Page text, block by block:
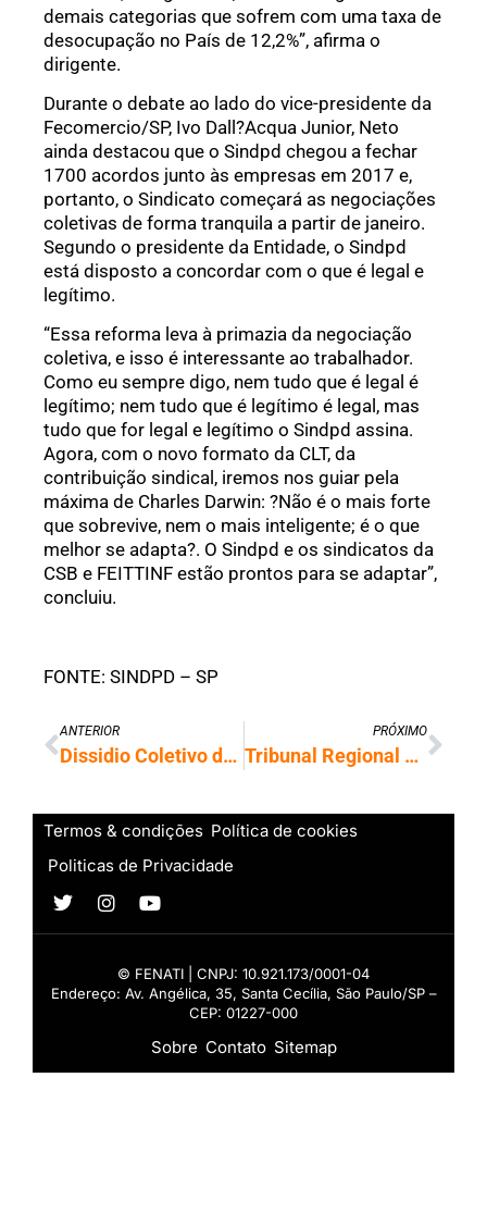
demais categorias que sofrem com uma taxa de
desocupação no País de 12,2%”, afirma o
dirigente.
Durante o debate ao lado do vice-presidente da
Fecomercio/SP, Ivo Dall?Acqua Junior, Neto
ainda destacou que o Sindpd chegou a fechar
1700 acordos junto às empresas em 2017 e,
portanto, o Sindicato começará as negociações
coletivas de forma tranquila a partir de janeiro.
Segundo o presidente da Entidade, o Sindpd
está disposto a concordar com o que é legal e
legítimo.
“Essa reforma leva à primazia da negociação
coletiva, e isso é interessante ao trabalhador.
Como eu sempre digo, nem tudo que é legal é
legítimo; nem tudo que é legítimo é legal, mas
tudo que for legal e legítimo o Sindpd assina.
Agora, com o novo formato da CLT, da
contribuição sindical, iremos nos guiar pela
máxima de Charles Darwin: ?Não é o mais forte
que sobrevive, nem o mais inteligente; é o que
melhor se adapta?. O Sindpd e os sindicatos da
CSB e FEITTINF estão prontos para se adaptar”,
concluiu.
FONTE: SINDPD – SP
ANTERIOR
Dissidio Coletivo de Trabalho 2016 – 2018 (SINDPD/MT e MTI – Empresa Matogrossense da Tecnologia da Informação)
PRÓXIMO
Tribunal Regional do Trabalho concede mais 30 dias para tentativa de acordo da CCT 2018
Termos & condições Política de cookies
Politicas de Privacidade
© FENATI | CNPJ: 10.921.173/0001-04
Endereço: Av. Angélica, 35, Santa Cecília, São Paulo/SP –
CEP: 01227-000
Sobre Contato Sitemap